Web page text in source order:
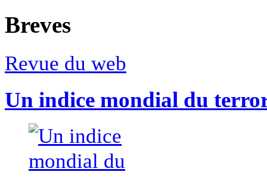
Breves
Revue du web
Un indice mondial du